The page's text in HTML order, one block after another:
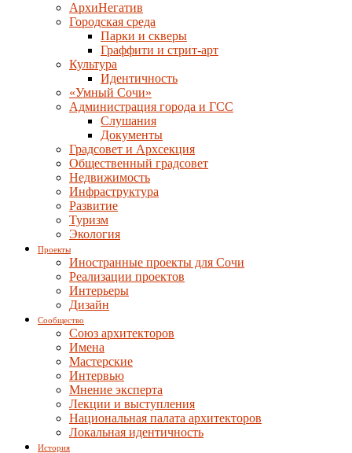
АрхиНегатив
Городская среда
Парки и скверы
Граффити и стрит-арт
Культура
Идентичность
«Умный Сочи»
Администрация города и ГСС
Слушания
Документы
Градсовет и Архсекция
Общественный градсовет
Недвижимость
Инфраструктура
Развитие
Туризм
Экология
Проекты
Иностранные проекты для Сочи
Реализации проектов
Интерьеры
Дизайн
Сообщество
Союз архитекторов
Имена
Мастерские
Интервью
Мнение эксперта
Лекции и выступления
Национальная палата архитекторов
Локальная идентичность
История